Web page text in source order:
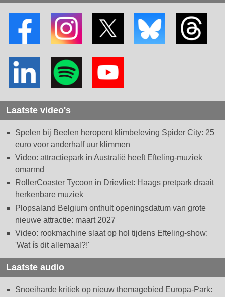
Laatste video's
Spelen bij Beelen heropent klimbeleving Spider City: 25
euro voor anderhalf uur klimmen
Video: attractiepark in Australië heeft Efteling-muziek
omarmd
RollerCoaster Tycoon in Drievliet: Haags pretpark draait
herkenbare muziek
Plopsaland Belgium onthult openingsdatum van grote
nieuwe attractie: maart 2027
Video: rookmachine slaat op hol tijdens Efteling-show:
'Wat ís dit allemaal?!'
Laatste audio
Snoeiharde kritiek op nieuw themagebied Europa-Park: